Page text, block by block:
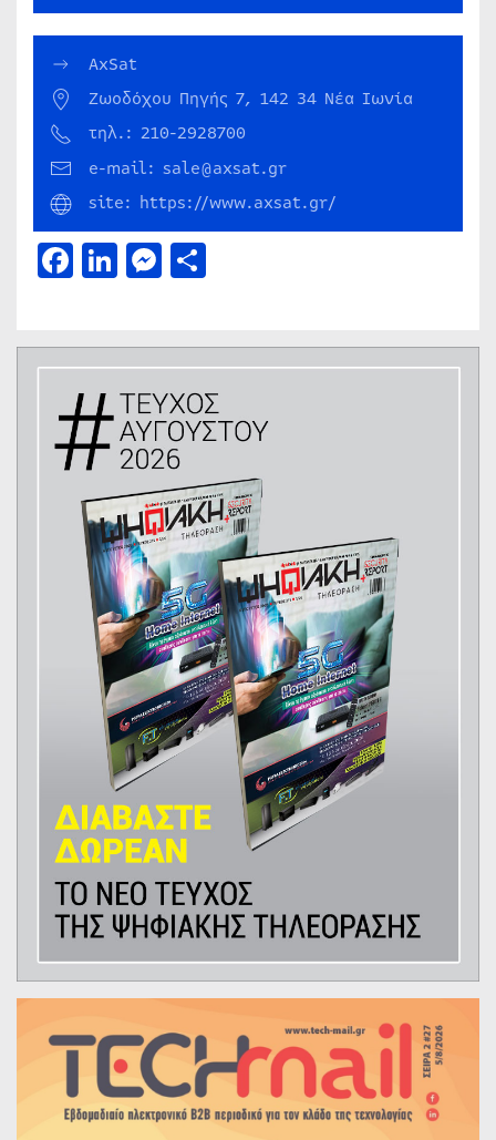
AxSat
Ζωοδόχου Πηγής 7, 142 34 Νέα Ιωνία
τηλ.: 210-2928700
e-mail: sale@axsat.gr
site: https://www.axsat.gr/
Facebook
LinkedIn
Messenger